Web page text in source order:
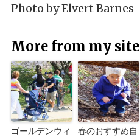
Photo byElvert Barnes
More from my site
ゴールデンウィ
春のおすすめ自